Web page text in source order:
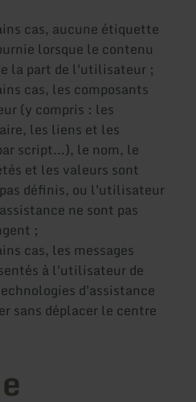
cas, aucune étiquette
lorsque le contenu
la part de l'utilisateur ;
cas, les composants
(y compris : les
les liens et les
script...), le nom, le
et les valeurs sont
définis, ou l'utilisateur
ne sont pas
;
cas, les messages
à l'utilisateur de
d'assistance
sans déplacer le centre